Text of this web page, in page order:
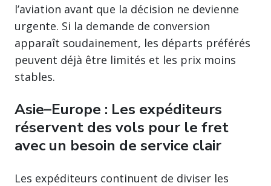
l’aviation avant que la décision ne devienne
urgente. Si la demande de conversion
apparaît soudainement, les départs préférés
peuvent déjà être limités et les prix moins
stables.
Asie–Europe : Les expéditeurs
réservent des vols pour le fret
avec un besoin de service clair
Les expéditeurs continuent de diviser les